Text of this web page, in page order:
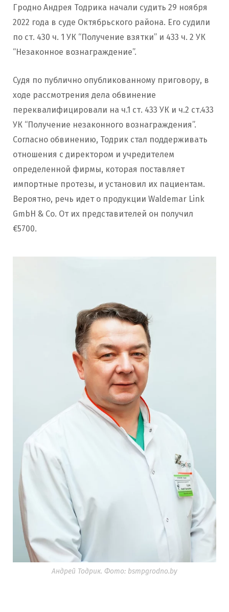
Гродно Андрея Тодрика начали судить 29 ноября
2022 года в суде Октябрьского района. Его судили
по ст. 430 ч. 1 УК “Получение взятки” и 433 ч. 2 УК
“Незаконное вознаграждение”.
Судя по публично опубликованному приговору, в
ходе рассмотрения дела обвинение
переквалифицировали на ч.1 ст. 433 УК и ч.2 ст.433
УК “Получение незаконного вознаграждения”.
Согласно обвинению, Тодрик стал поддерживать
отношения с директором и учредителем
определенной фирмы, которая поставляет
импортные протезы, и установил их пациентам.
Вероятно, речь идет о продукции Waldemar Link
GmbH & Со. От их представителей он получил
€5700.
Андрей Тодрик. Фото: bsmpgrodno.by